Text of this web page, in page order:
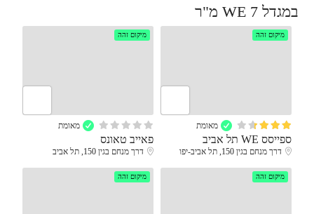
במגדל WE 7 מ"ר
מאומת
מיקום זהה
ספייסס WE תל אביב
דרך מנחם בגין 150, תל אביב-יפו
מאומת
מיקום זהה
פאייב טאונס
דרך מנחם בגין 150, תל אביב
מיקום זהה מיקום זהה